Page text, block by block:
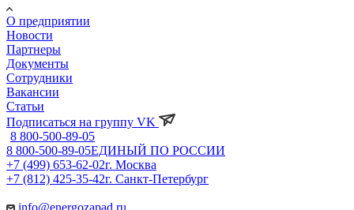
О предприятии
Новости
Партнеры
Документы
Сотрудники
Вакансии
Статьи
Подписаться на группу VK
8 800-500-89-05
8 800-500-89-05ЕДИНЫЙ ПО РОССИИ
+7 (499) 653-62-02г. Москва
+7 (812) 425-35-42г. Санкт-Петербург
info@energozapad.ru